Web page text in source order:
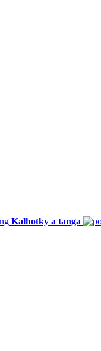
Kalhotky a tanga